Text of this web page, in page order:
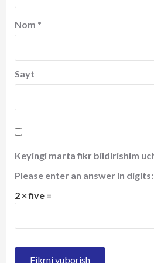
Nom *
Sayt
Keyingi marta fikr bildirishim
Please enter an answer in digits:
2 × five =